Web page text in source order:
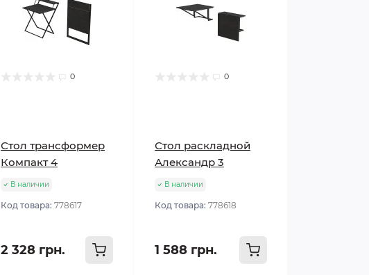
0
Стол трансформер
Компакт 4
В наличии
Код товара: 778617
2 328 грн.
0
Стол раскладной
Александр 3
В наличии
Код товара: 778618
1 588 грн.